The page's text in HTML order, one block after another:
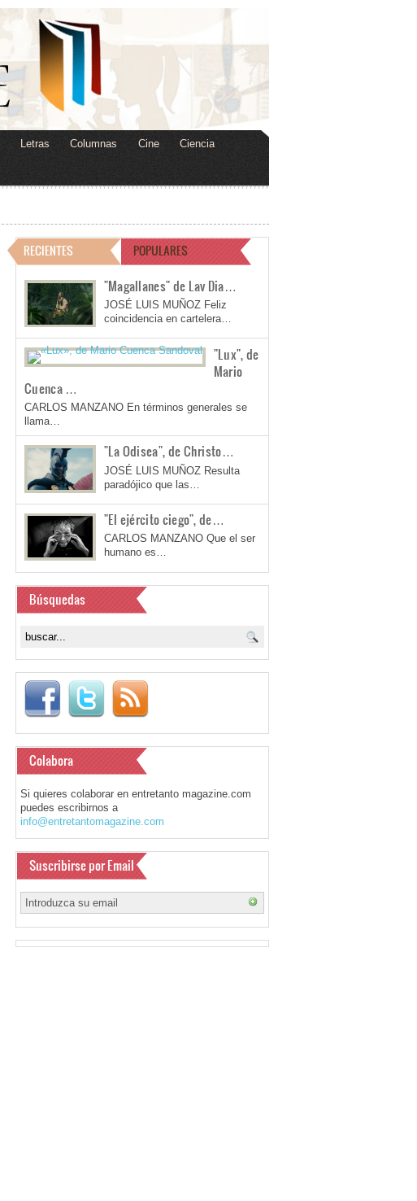
Letras Columnas Cine Ciencia
RECIENTES POPULARES
"Magallanes" de Lav Dia…
JOSÉ LUIS MUÑOZ Feliz
coincidencia en cartelera…
"Lux", de
Mario
Cuenca …
CARLOS MANZANO En términos generales se
llama…
"La Odisea", de Christo…
JOSÉ LUIS MUÑOZ Resulta
paradójico que las…
"El ejército ciego", de…
CARLOS MANZANO Que el ser
humano es…
Búsquedas
Colabora
Si quieres colaborar en entretanto magazine.com
puedes escribirnos a
info@entretantomagazine.com
Suscribirse por Email